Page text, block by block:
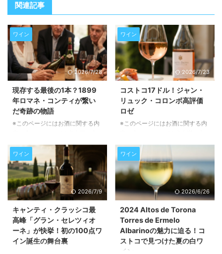
関連記事
ワイン
2026/7/28
現存する最後の1本？1899
年ロマネ・コンティが繋い
だ奇跡の物語
※このページにはお酒に関する内
の閲覧・購入は禁止されていま
す。 この記事では、127年の時を
超えて開栓された幻のワイン
「1899年ロマネ・コンティ」に
まつわる感動的なエピソードをご
紹介します。単なる高価な飲み物
ではない、ワインが持つ「人との
繋がり」や「歴史の重み」を感じ
ていただけるでしょう。ワインが
織りなす奇跡の瞬間を、ぜひご一
緒に体験してください。 幻のワ
ワイン
2026/7/23
コストコ17ドル！ジャン・
リュック・コロンボ高評価
ロゼ
※このページにはお酒に関する内
す。 この記事では、コストコで
手に入る「2024 ジャン・リュッ
ク・コロンボ ケープ・ブルー・
ロゼ」の魅力に迫ります。有名生
産者が手がけるこのワインの味わ
いや香り、おすすめの楽しみ方を
ご紹介し、なぜこのロゼが一年中
楽しめる一本なのかを詳しく解説
いたします。 プロヴァンスの風
を感じる一本「ジャン・リュッ
ク・コロンボ ケープ・ブルー・
ワイン
2026/7/9
キャンティ・クラッシコ最
高峰「グラン・セレツィオ
ーネ」が快挙！初の100点ワ
イン誕生の舞台裏
ワイン
2026/6/26
2024 Altos de Torona
Torres de Ermelo
Albarinoの魅力に迫る！コ
ストコで見つけた夏の白ワ
イン